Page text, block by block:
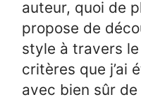
auteur, quoi de
propose de
style à travers
critères que j’ai
avec bien sûr